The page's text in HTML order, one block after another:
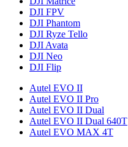
DJI FPV
DJI Phantom
DJI Ryze Tello
DJI Avata
DJI Neo
DJI Flip
Autel EVO II
Autel EVO II Pro
Autel EVO II Dual
Autel EVO II Dual 640T
Autel EVO MAX 4T